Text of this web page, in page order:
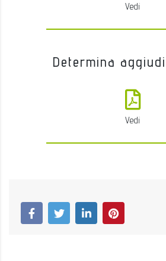
Vedi
Determina
Vedi